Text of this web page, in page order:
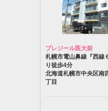
プレジール医大前
札幌市電山鼻線『西線
り徒歩4分
北海道札幌市中央区南
丁目